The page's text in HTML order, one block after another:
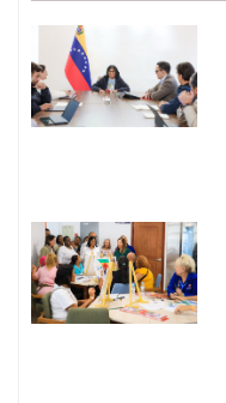
e
e
n
r
a
d